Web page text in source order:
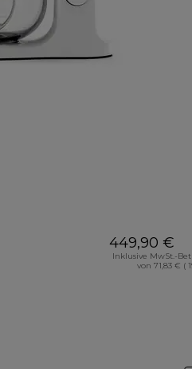
449,90 €
Inklusive MwSt.-
von 71,83 € (